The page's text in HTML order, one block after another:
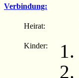
Verbindung:
Heirat:
Kinder: